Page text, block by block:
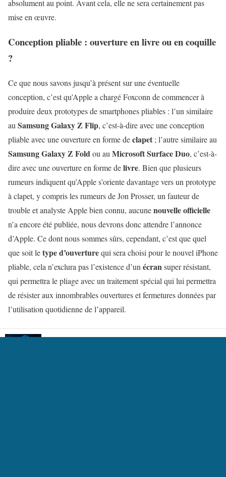
absolument au point. Avant cela, elle ne sera certainement pas
mise en œuvre.
Conception pliable : ouverture en livre ou en coquille
?
Ce que nous savons jusqu’à présent sur une éventuelle
conception, c’est qu’Apple a chargé Foxconn de commencer à
produire deux prototypes de smartphones pliables : l’un similaire
au Samsung Galaxy Z Flip, c’est-à-dire avec une conception
pliable avec une ouverture en forme declapet ; l’autre similaire au
Samsung Galaxy Z Foldou au Microsoft Surface Duo, c’est-à-
dire avec une ouverture en forme delivre. Bien que plusieurs
rumeurs indiquent qu’Apple s’oriente davantage vers un prototype
à clapet, y compris les rumeurs de Jon Prosser, un fauteur de
trouble et analyste Apple bien connu, aucunenouvelle officielle
n’a encore été publiée, nous devrons donc attendre l’annonce
d’Apple. Ce dont nous sommes sûrs, cependant, c’est que quel
que soit letype d’ouverturequi sera choisi pour le nouvel iPhone
pliable, cela n’exclura pas l’existence d’un écransuper résistant,
qui permettra le pliage avec un traitement spécial qui lui permettra
de résister aux innombrables ouvertures et fermetures données par
l’utilisation quotidienne de l’appareil.